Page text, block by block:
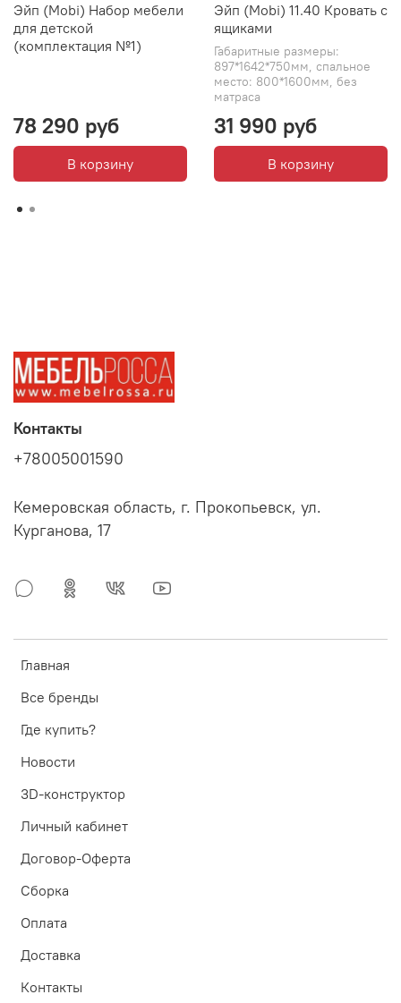
Эйп (Mobi) Набор мебели
для детской
(комплектация №1)
78 290 руб
В корзину
Эйп (Mobi) 11.40 Кровать с
ящиками
Габаритные размеры:
897*1642*750мм, спальное
место: 800*1600мм, без
матраса
31 990 руб
В корзину
Главная
Все бренды
Где купить?
Новости
3D-конструктор
Личный кабинет
Договор-Оферта
Сборка
Оплата
Доставка
Контакты
Контакты
+78005001590
Кемеровская область, г. Прокопьевск, ул.
Курганова, 17